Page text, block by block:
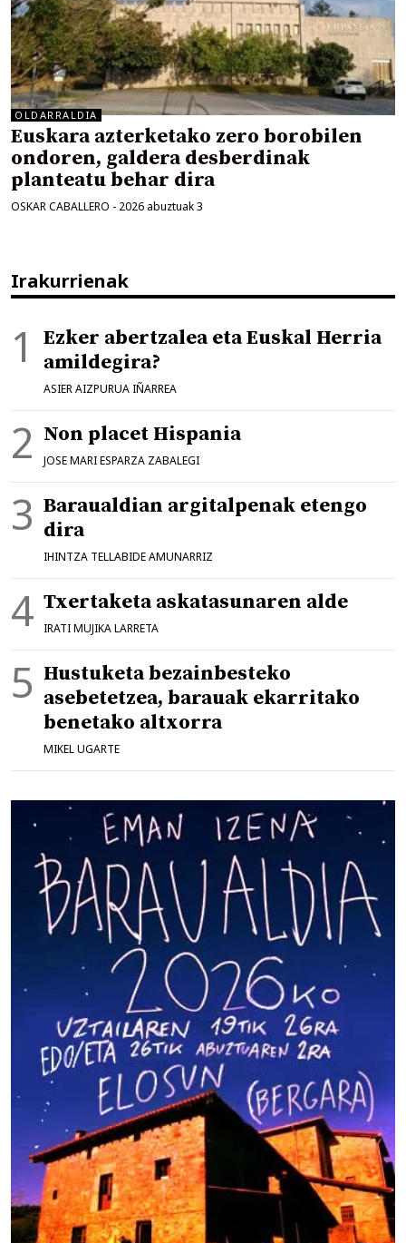
OLDARRALDIA
Euskara azterketako zero borobilen
ondoren, galdera desberdinak
planteatu behar dira
OSKAR CABALLERO - 2026 abuztuak 3
Irakurrienak
Ezker abertzalea eta Euskal Herria
amildegira?
ASIER AIZPURUA IÑARREA
Non placet Hispania
JOSE MARI ESPARZA ZABALEGI
Baraualdian argitalpenak etengo
dira
IHINTZA TELLABIDE AMUNARRIZ
Txertaketa askatasunaren alde
IRATI MUJIKA LARRETA
Hustuketa bezainbesteko
asebetetzea, barauak ekarritako
benetako altxorra
MIKEL UGARTE